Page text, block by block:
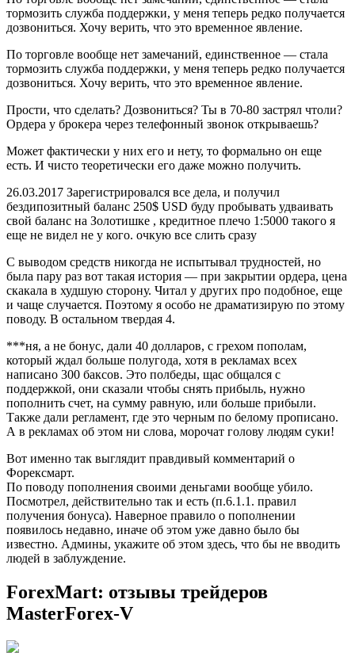
тормозить служба поддержки, у меня теперь редко получается
дозвониться. Хочу верить, что это временное явление.
По торговле вообще нет замечаний, единственное — стала
тормозить служба поддержки, у меня теперь редко получается
дозвониться. Хочу верить, что это временное явление.
Прости, что сделать? Дозвониться? Ты в 70-80 застрял чтоли?
Ордера у брокера через телефонный звонок открываешь?
Может фактически у них его и нету, то формально он еще
есть. И чисто теоретически его даже можно получить.
26.03.2017 Зарегистрировался все дела, и получил
бездипозитный баланс 250$ USD буду пробывать удваивать
свой баланс на Золотишке , кредитное плечо 1:5000 такого я
еще не видел не у кого. очкую все слить сразу
С выводом средств никогда не испытывал трудностей, но
была пару раз вот такая история — при закрытии ордера, цена
скакала в худшую сторону. Читал у других про подобное, еще
и чаще случается. Поэтому я особо не драматизирую по этому
поводу. В остальном твердая 4.
***ня, а не бонус, дали 40 долларов, с грехом пополам,
который ждал больше полугода, хотя в рекламах всех
написано 300 баксов. Это полбеды, щас общался с
поддержкой, они сказали чтобы снять прибыль, нужно
пополнить счет, на сумму равную, или больше прибыли.
Также дали регламент, где это черным по белому прописано.
А в рекламах об этом ни слова, морочат голову людям суки!
Вот именно так выглядит правдивый комментарий о
Форексмарт.
По поводу пополнения своими деньгами вообще убило.
Посмотрел, действительно так и есть (п.6.1.1. правил
получения бонуса). Наверное правило о пополнении
появилось недавно, иначе об этом уже давно было бы
известно. Админы, укажите об этом здесь, что бы не вводить
людей в заблуждение.
ForexMart: отзывы трейдеров
MasterForex-V